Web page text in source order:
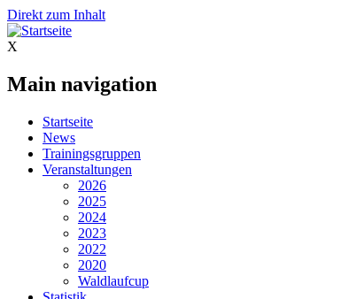
Direkt zum Inhalt
X
Main navigation
Startseite
News
Trainingsgruppen
Veranstaltungen
2026
2025
2024
2023
2022
2020
Waldlaufcup